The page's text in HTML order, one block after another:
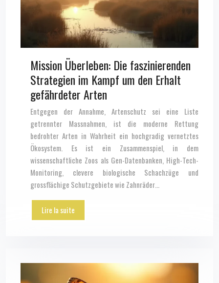
Mission Überleben: Die faszinierenden
Strategien im Kampf um den Erhalt
gefährdeter Arten
Entgegen der Annahme, Artenschutz sei eine Liste
getrennter Massnahmen, ist die moderne Rettung
bedrohter Arten in Wahrheit ein hochgradig vernetztes
Ökosystem. Es ist ein Zusammenspiel, in dem
wissenschaftliche Zoos als Gen-Datenbanken, High-Tech-
Monitoring, clevere biologische Schachzüge und
grossflächige Schutzgebiete wie Zahnräder…
Lire la suite